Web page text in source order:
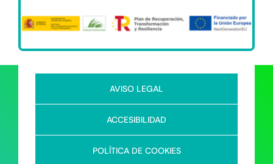
AVISO LEGAL
ACCESIBILIDAD
POLÍTICA DE COOKIES